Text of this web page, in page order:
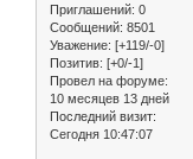
Приглашений: 0
Сообщений: 8501
Уважение: [+119/-0]
Позитив: [+0/-1]
Провел на форуме:
10 месяцев 13 дней
Последний визит:
Сегодня 10:47:07